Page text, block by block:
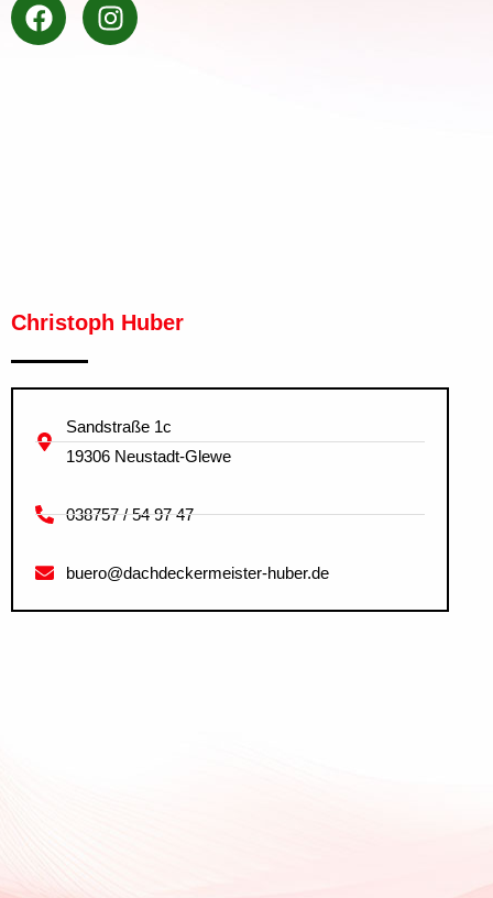
Christoph Huber
Sandstraße 1c
19306 Neustadt-Glewe
038757 / 54 97 47
buero@dachdeckermeister-huber.de